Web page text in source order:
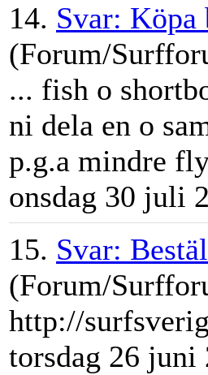
14. Svar: Köpa
(Forum/
... fish o
ni dela en o
p.g.a mindre
onsdag 30 juli
15. Svar:
(Forum/
http://
torsdag 26 juni